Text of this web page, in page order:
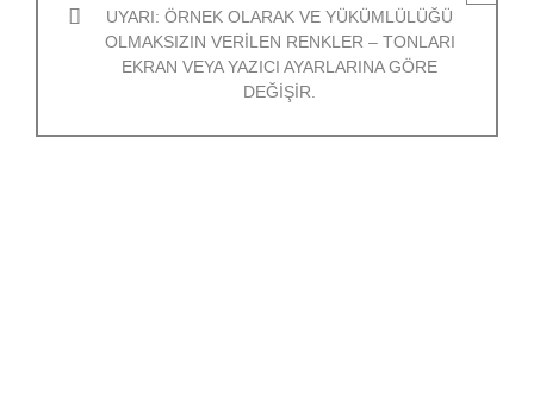
UYARI: ÖRNEK OLARAK VE YÜKÜMLÜLÜĞÜ
OLMAKSIZIN VERILEN RENKLER – TONLARI
EKRAN VEYA YAZICI AYARLARINA GÖRE
DEĞIŞIR.